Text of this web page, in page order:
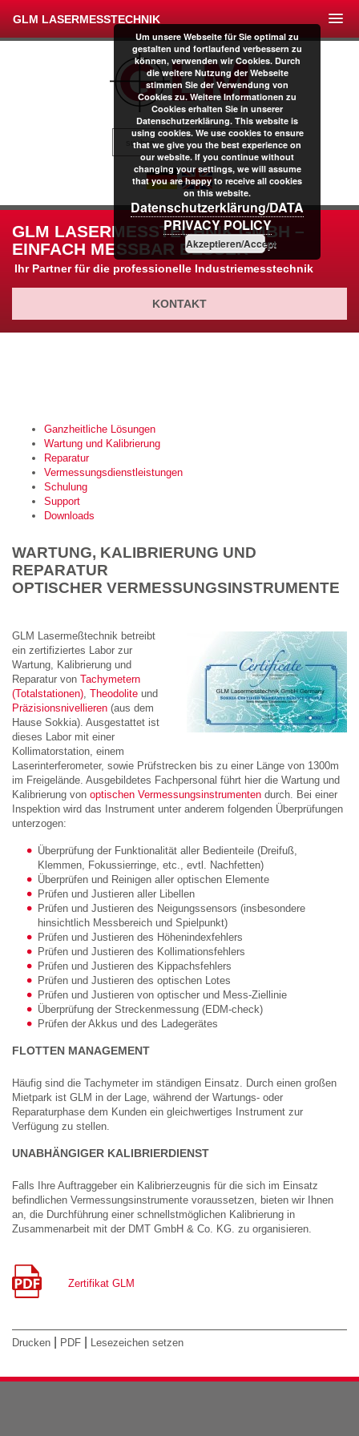
GLM LASERMESSTECHNIK
GLM LASERMESSTECHNIK GMBH –
EINFACH MESSBAR BESSER
Ihr Partner für die professionelle Industriemesstechnik
KONTAKT
Ganzheitliche Lösungen
Wartung und Kalibrierung
Reparatur
Vermessungsdienstleistungen
Schulung
Support
Downloads
WARTUNG, KALIBRIERUNG UND
REPARATUR
OPTISCHER VERMESSUNGSINSTRUMENTE
GLM Lasermeßtechnik betreibt
ein zertifiziertes Labor zur
Wartung, Kalibrierung und
Reparatur von Tachymetern
(Totalstationen) Theodolite und
Präzisionsnivellieren (aus dem
Hause Sokkia). Ausgestattet ist
dieses Labor mit einer
Kollimatorstation, einem
Laserinterferometer, sowie Prüfstrecken bis zu einer Länge von 1300m
im Freigelände. Ausgebildetes Fachpersonal führt hier die Wartung und
Kalibrierung von optischen Vermessungsinstrumenten durch. Bei einer
Inspektion wird das Instrument unter anderem folgenden Überprüfungen
unterzogen:
Überprüfung der Funktionalität aller Bedienteile (Dreifuß,
Klemmen, Fokussierringe, etc., evtl. Nachfetten)
Überprüfen und Reinigen aller optischen Elemente
Prüfen und Justieren aller Libellen
Prüfen und Justieren des Neigungssensors (insbesondere
hinsichtlich Messbereich und Spielpunkt)
Prüfen und Justieren des Höhenindexfehlers
Prüfen und Justieren des Kollimationsfehlers
Prüfen und Justieren des Kippachsfehlers
Prüfen und Justieren des optischen Lotes
Prüfen und Justieren von optischer und Mess-Ziellinie
Überprüfung der Streckenmessung (EDM-check)
Prüfen der Akkus und des Ladegerätes
FLOTTEN MANAGEMENT
Häufig sind die Tachymeter im ständigen Einsatz. Durch einen großen
Mietpark ist GLM in der Lage, während der Wartungs- oder
Reparaturphase dem Kunden ein gleichwertiges Instrument zur
Verfügung zu stellen.
UNABHÄNGIGER KALIBRIERDIENST
Falls Ihre Auftraggeber ein Kalibrierzeugnis für die sich im Einsatz
befindlichen Vermessungsinstrumente voraussetzen, bieten wir Ihnen
an, die Durchführung einer schnellstmöglichen Kalibrierung in
Zusammenarbeit mit der DMT GmbH & Co. KG. zu organisieren.
Zertifikat GLM
Drucken PDF Lesezeichen setzen
Um unsere Webseite für Sie optimal zu
gestalten und fortlaufend verbessern zu
können, verwenden wir Cookies. Durch
die weitere Nutzung der Webseite
stimmen Sie der Verwendung von
Cookies zu. Weitere Informationen zu
Cookies erhalten Sie in unserer
Datenschutzerklärung. This website is
using cookies. We use cookies to ensure
that we give you the best experience on
our website. If you continue without
changing your settings, we will assume
that you are happy to receive all cookies
on this website.
Datenschutzerklärung/DATA
PRIVACY POLICY
Akzeptieren/Accept